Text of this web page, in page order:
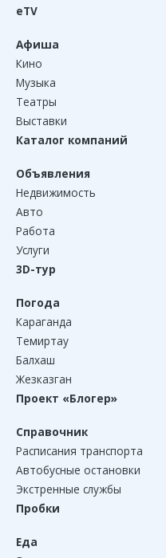
eTV
Афиша
Кино
Музыка
Театры
Выставки
Каталог компаний
Объявления
Недвижимость
Авто
Работа
Услуги
3D-тур
Погода
Караганда
Темиртау
Балхаш
Жезказган
Проект «Блогер»
Справочник
Расписания транспорта
Автобусные остановки
Экстренные службы
Пробки
Еда